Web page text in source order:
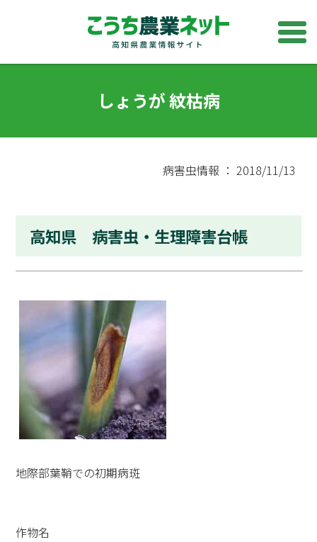
しょうが 紋枯病
病害虫情報 ： 2018/11/13
高知県 病害虫・生理障害台帳
地際部葉鞘での初期病斑
作物名